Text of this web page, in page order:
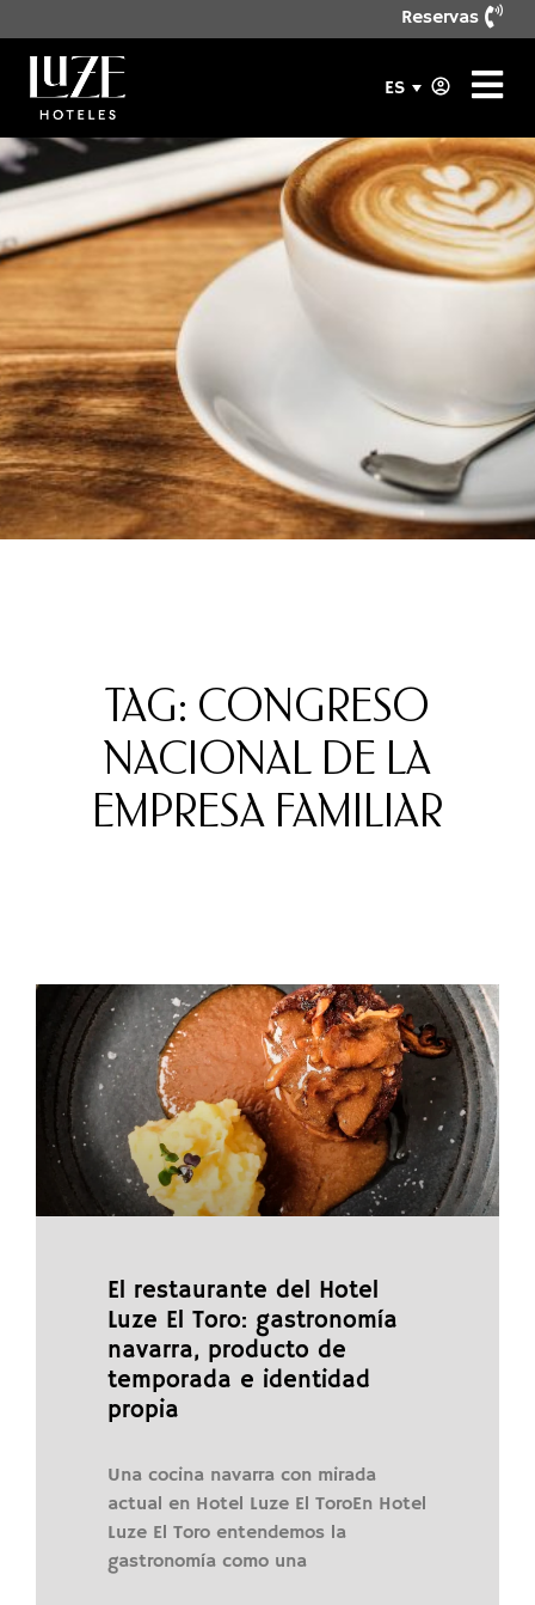
Reservas
ES
TAG: CONGRESO
NACIONAL DE LA
EMPRESA FAMILIAR
El restaurante del Hotel
Luze El Toro: gastronomía
navarra, producto de
temporada e identidad
propia
Una cocina navarra con mirada
actual en Hotel Luze El ToroEn Hotel
Luze El Toro entendemos la
gastronomía como una